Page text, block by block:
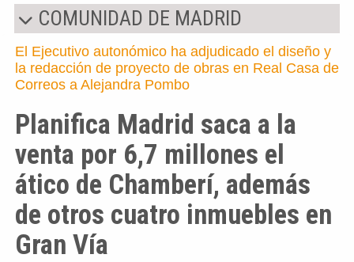
COMUNIDAD DE MADRID
El Ejecutivo autonómico ha adjudicado el diseño y
la redacción de proyecto de obras en Real Casa de
Correos a Alejandra Pombo
Planifica Madrid saca a la
venta por 6,7 millones el
ático de Chamberí, además
de otros cuatro inmuebles en
Gran Vía